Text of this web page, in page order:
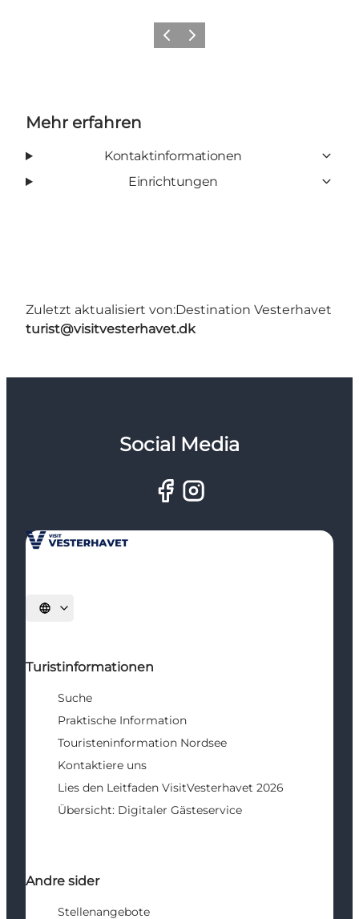
ZurückWeiter
Mehr erfahren
Kontaktinformationen
Einrichtungen
Zuletzt aktualisiert von:Destination Vesterhavet
turist@visitvesterhavet.dk
Social Media
Sprache auswählen
Turistinformationen
Suche
Praktische Information
Touristeninformation Nordsee
Kontaktiere uns
Lies den Leitfaden VisitVesterhavet 2026
Übersicht: Digitaler Gästeservice
Andre sider
Stellenangebote